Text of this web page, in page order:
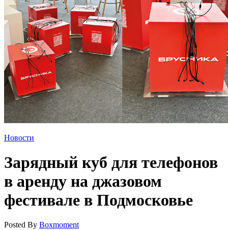
Новости
Зарядный куб для телефонов
в аренду на джазовом
фестивале в Подмосковье
Posted By Boxmoment